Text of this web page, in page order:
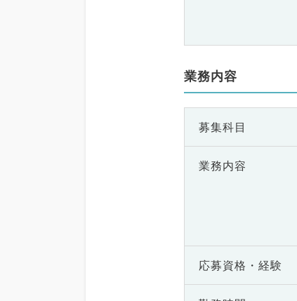
業務内容
募集科目
業務内容
応募資格・ 経験